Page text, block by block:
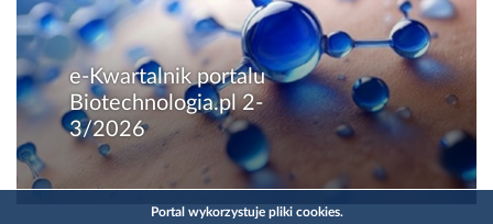
e-Kwartalnik portalu
Biotechnologia.pl 2-
3/2026
Portal wykorzystuje pliki cookies.